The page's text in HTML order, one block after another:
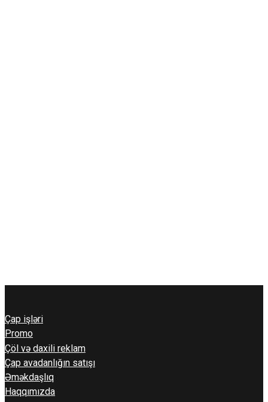
Çap işləri
Promo
Çöl və daxili reklam
Çap avadanlığın satışı
Əməkdaşlıq
Haqqımızda